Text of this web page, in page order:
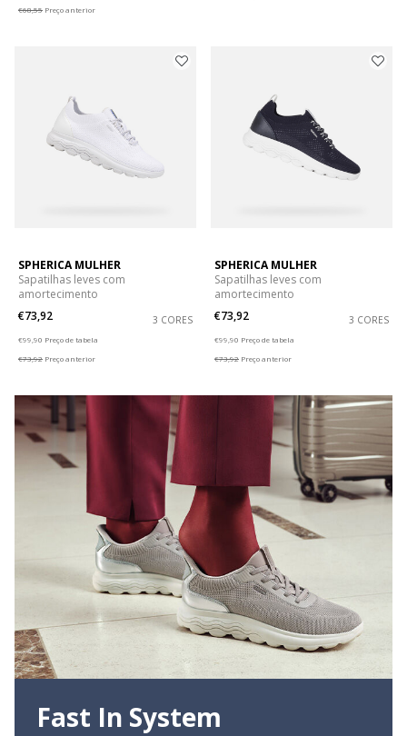
€68,55 Preço anterior
SPHERICA MULHER
Sapatilhas leves com
amortecimento
€73,92
3 CORES
€99,90 Preço de tabela
€73,92 Preço anterior
SPHERICA MULHER
Sapatilhas leves com
amortecimento
€73,92
3 CORES
€99,90 Preço de tabela
€73,92 Preço anterior
Fast In System